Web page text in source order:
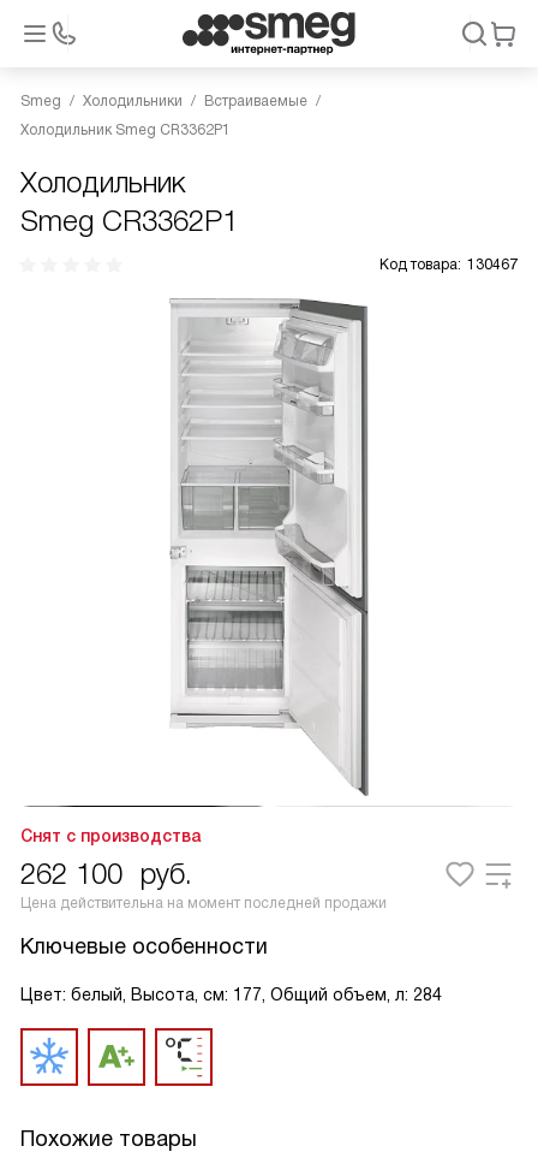
Smeg Холодильники
Встраиваемые
Холодильник Smeg CR3362P1
Холодильник
Smeg CR3362P1
Код товара: 130467
Снят с производства
262 100 руб.
Цена действительна на момент последней продажи
Ключевые особенности
Цвет: белый, Высота, см: 177, Общий объем, л: 284
Похожие товары